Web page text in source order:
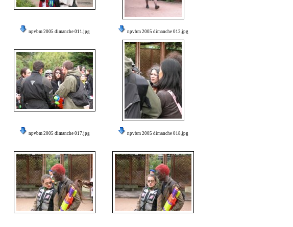
npvbm 2005 dimanche 011.jpg npvbm 2005 dimanche 012.jpg
npvbm 2005 dimanche 017.jpg npvbm 2005 dimanche 018.jpg